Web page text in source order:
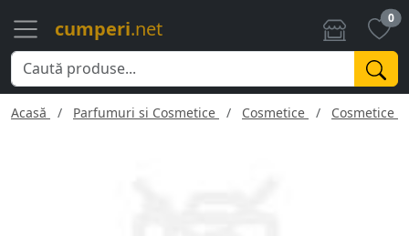
cumperi.net 0
Acasă Parfumuri si Cosmetice Cosmetice Cosmetice